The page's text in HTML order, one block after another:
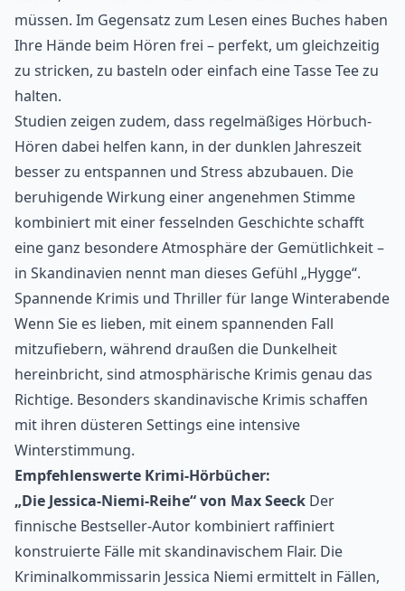
müssen. Im Gegensatz zum Lesen eines Buches haben
Ihre Hände beim Hören frei – perfekt, um gleichzeitig
zu stricken, zu basteln oder einfach eine Tasse Tee zu
halten.
Studien zeigen zudem, dass regelmäßiges Hörbuch-
Hören dabei helfen kann, in der dunklen Jahreszeit
besser zu entspannen und Stress abzubauen. Die
beruhigende Wirkung einer angenehmen Stimme
kombiniert mit einer fesselnden Geschichte schafft
eine ganz besondere Atmosphäre der Gemütlichkeit –
in Skandinavien nennt man dieses Gefühl „Hygge“.
Spannende Krimis und Thriller für lange Winterabende
Wenn Sie es lieben, mit einem spannenden Fall
mitzufiebern, während draußen die Dunkelheit
hereinbricht, sind atmosphärische Krimis genau das
Richtige. Besonders skandinavische Krimis schaffen
mit ihren düsteren Settings eine intensive
Winterstimmung.
Empfehlenswerte Krimi-Hörbücher:
„Die Jessica-Niemi-Reihe“ von Max Seeck Der
finnische Bestseller-Autor kombiniert raffiniert
konstruierte Fälle mit skandinavischem Flair. Die
Kriminalkommissarin Jessica Niemi ermittelt in Fällen,